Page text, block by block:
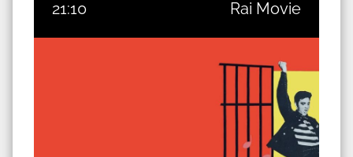
21:10 Rai Movie